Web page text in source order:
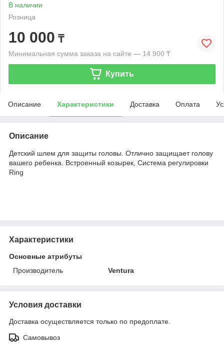
В наличии
Розница
10 000 ₸
Минимальная сумма заказа на сайте — 14 900 ₸
Купить
Описание Характеристики Доставка Оплата
Описание
Детский шлем для защиты головы. Отлично защищает голову
вашего ребенка. Встроенный козырек, Система регулировки
Ring
Характеристики
Основные атрибуты
Производитель
Ventura
Условия доставки
Доставка осуществляется только по предоплате.
Самовывоз